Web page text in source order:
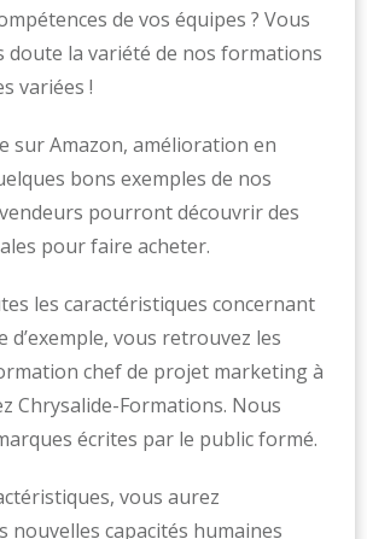
de vos équipes ? Vous
doute la variété de nos formations
variées !
sur Amazon, amélioration en
bons exemples de nos
pourront découvrir des
pour faire acheter.
les caractéristiques concernant
d’exemple, vous retrouvez les
chef de projet marketing à
Chrysalide-Formations. Nous
écrites par le public formé.
vous aurez
nouvelles capacités humaines